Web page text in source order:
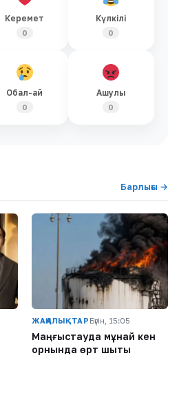
Керемет
0
Күлкілі
0
Обал-ай
0
Ашулы
0
Барлығы →
ЖАҢАЛЫҚТАР Бүгін, 15:05
Маңғыстауда мұнай кен
орнында өрт шықты